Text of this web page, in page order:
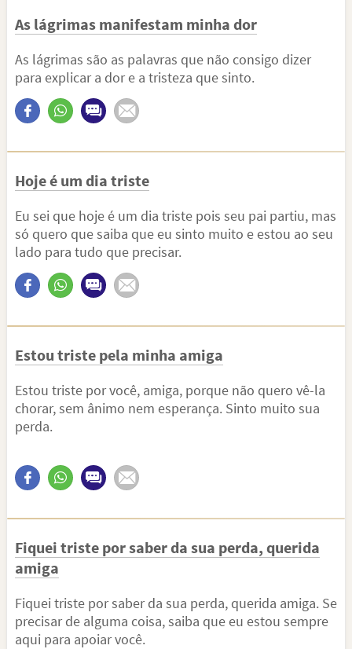
As lágrimas manifestam minha dor
As lágrimas são as palavras que não consigo dizer
para explicar a dor e a tristeza que sinto.
Hoje é um dia triste
Eu sei que hoje é um dia triste pois seu pai partiu, mas
só quero que saiba que eu sinto muito e estou ao seu
lado para tudo que precisar.
Estou triste pela minha amiga
Estou triste por você, amiga, porque não quero vê-la
chorar, sem ânimo nem esperança. Sinto muito sua
perda.
Fiquei triste por saber da sua perda, querida
amiga
Fiquei triste por saber da sua perda, querida amiga. Se
precisar de alguma coisa, saiba que eu estou sempre
aqui para apoiar você.